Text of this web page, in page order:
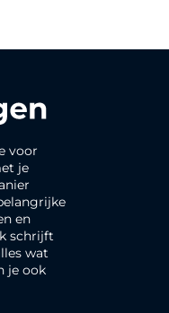
voor
je
en
schrijft
wat
je ook